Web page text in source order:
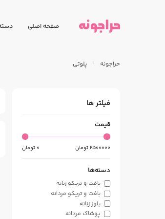
صفحه اصلی
حراجونه پلوتی
فیلتر ها
قیمت
0 تومان 2500000تومان
دسته‌ها
بافت و تریکو زنانه
بافت و تریکو مردانه
بلوز زنانه
پوشاک مردانه